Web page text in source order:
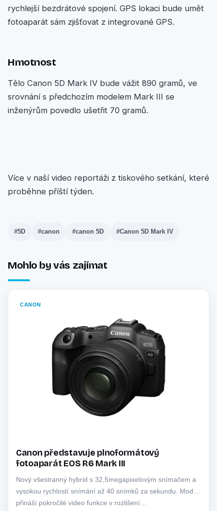
rychlejší bezdrátové spojení. GPS lokaci bude umět
fotoaparát sám zjišťovat z integrované GPS.
Hmotnost
Tělo Canon 5D Mark IV bude vážit 890 gramů, ve
srovnání s předchozím modelem Mark III se
inženýrům povedlo ušetřit 70 gramů.
Více v naší video reportáži z tiskového setkání, které
proběhne příští týden.
#5D #canon #canon 5D #Canon 5D Mark IV
Mohlo by vás zajímat
CANON
Canon představuje plnoformátový
fotoaparát EOS R6 Mark III
Nový všestranný hybrid s 32,5megapixelovým snímačem a
vysokou rychlostí snímání až 40 snímků za sekundu. Model
přináší pokročilé video funkce v rozlišení…